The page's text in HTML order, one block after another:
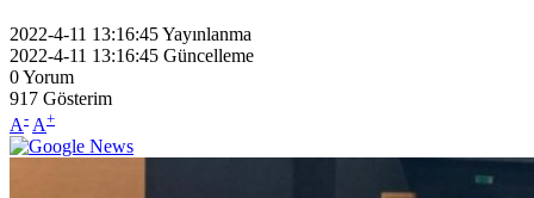
2022-4-11 13:16:45Yayınlanma
2022-4-11 13:16:45 Güncelleme
0Yorum
917 Gösterim
A- A+